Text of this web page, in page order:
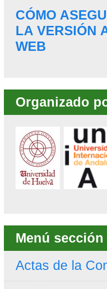
CÓMO
LA VERSIÓN
WEB
Organizado
Menú sección
Actas de la